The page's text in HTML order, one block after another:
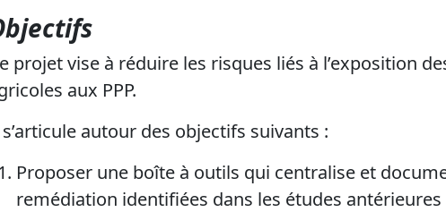
projet vise à réduire les risques liés à l’exposition
aux PPP.
autour des objectifs suivants :
Proposer une boîte à outils qui centralise et
remédiation identifiées dans les études antérieures